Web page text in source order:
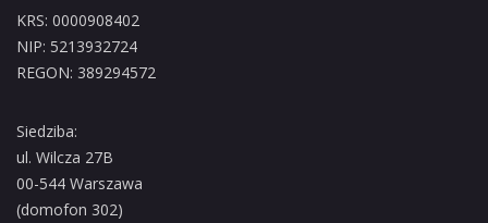
KRS: 0000908402
NIP: 5213932724
REGON: 389294572
Siedziba:
ul. Wilcza 27B
00-544 Warszawa
(domofon 302)